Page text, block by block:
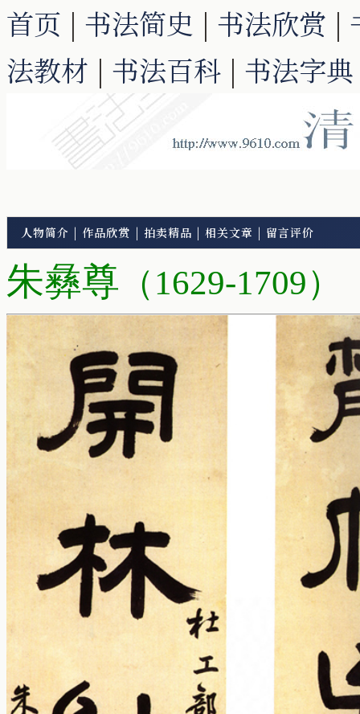
首页 | 书法简史 | 书法欣赏 |
法教材 | 书法百科 | 书法字典
人物简介 | 作品欣赏 | 拍卖精品 | 相关文章 | 留言评价
朱彝尊 （1629-1709）